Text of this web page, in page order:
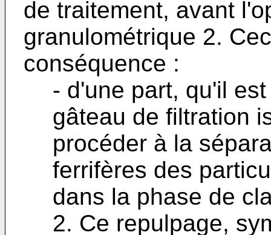
de traitement, avant
granulométrique 2.
conséquence :
- d'une part, qu'il
gâteau de filtration
procéder à la
ferrifères des
dans la phase de
2. Ce repulpage,